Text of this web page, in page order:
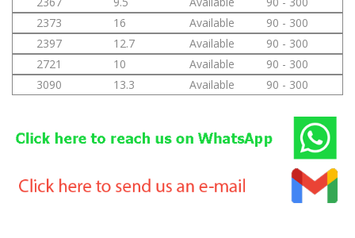
2373
16 Available
90 - 300
2397
12.7 Available
90 - 300
2721
10 Available
90 - 300
3090
13.3 Available 90 - 300